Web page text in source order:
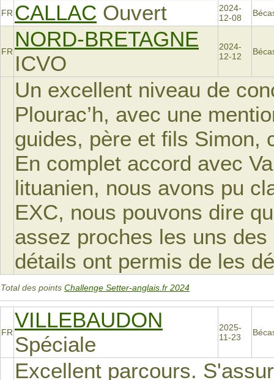
FR CALLAC Ouvert
2024-
12-08
FR
NORD-BRETAGNE
ICVO
2024-
12-12
Un excellent niveau de
Plourac’h, avec une
guides, père et fils Simon,
En complet accord avec
lituanien, nous avons pu
EXC, nous pouvons dire
assez proches les uns
détails ont permis de les
Total des points Challenge Setter-anglais.fr 2024
FR
VILLEBAUDON
Spéciale
2025-
11-23
Excellent parcours.